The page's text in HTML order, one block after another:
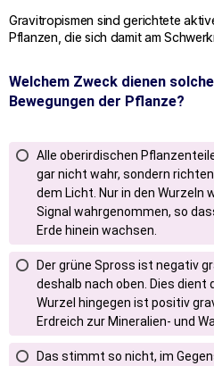
Gravitropismen sind gerichtete
Pflanzen, die sich damit am